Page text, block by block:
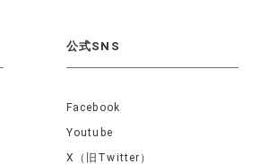
公式SNS
Facebook
Youtube
X（旧Twitter）